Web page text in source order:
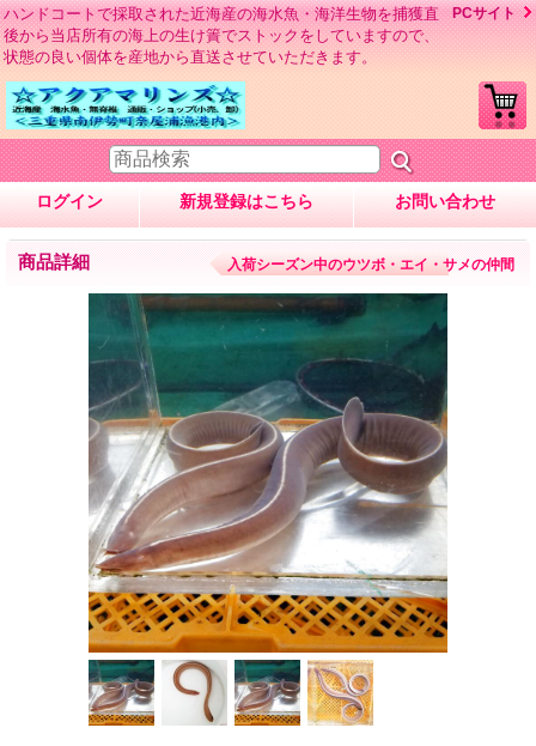
ハンドコートで採取された近海産の海水魚・海洋生物を捕獲直
後から当店所有の海上の生け簀でストックをしていますので、
状態の良い個体を産地から直送させていただきます。
PCサイト
ログイン 新規登録はこちら お問い合わせ
商品詳細 入荷シーズン中のウツボ・エイ・サメの仲間